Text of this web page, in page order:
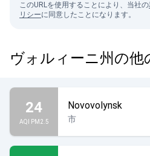
このURLを使用することにより、当社の
リシーに同意したことになります。
ヴォルィーニ州の他
24
AQI PM2.5
Novovolynsk
市